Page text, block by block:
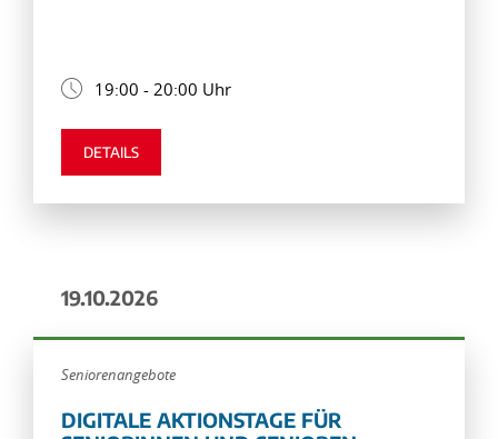
19:00 - 20:00 Uhr
DETAILS
19.10.2026
Seniorenangebote
DIGITALE AKTIONSTAGE FÜR